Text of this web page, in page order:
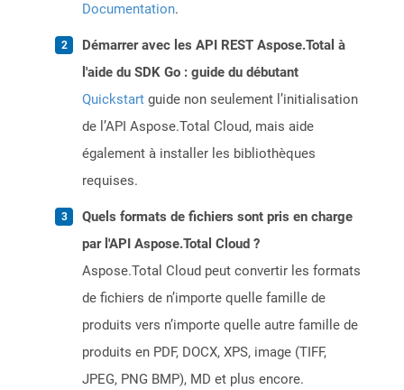
Documentation.
Démarrer avec les API REST Aspose.Total à
l'aide du SDK Go : guide du débutant
Quickstart guide non seulement l’initialisation
de l’API Aspose.Total Cloud, mais aide
également à installer les bibliothèques
requises.
Quels formats de fichiers sont pris en charge
par l'API Aspose.Total Cloud ?
Aspose.Total Cloud peut convertir les formats
de fichiers de n’importe quelle famille de
produits vers n’importe quelle autre famille de
produits en PDF, DOCX, XPS, image (TIFF,
JPEG, PNG BMP), MD et plus encore.